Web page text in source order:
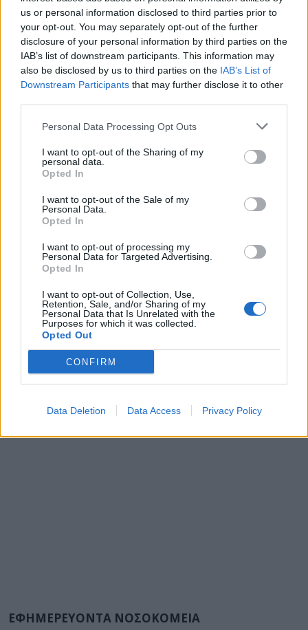
us or personal information disclosed to third parties prior to
your opt-out. You may separately opt-out of the further
disclosure of your personal information by third parties on the
IAB’s list of downstream participants. This information may
also be disclosed by us to third parties on the IAB’s List of
Downstream Participants that may further disclose it to other
Personal Data Processing Opt Outs
I want to opt-out of the Sharing of my
personal data.
Opted In
I want to opt-out of the Sale of my
Personal Data.
Opted In
I want to opt-out of processing my
Personal Data for Targeted Advertising.
Opted In
I want to opt-out of Collection, Use,
Retention, Sale, and/or Sharing of my
Personal Data that Is Unrelated with the
Purposes for which it was collected.
Opted Out
CONFIRM
Data Deletion Data Access Privacy Policy
Εξάνθημα μετά την πισίνα: Είναι αλλεργία ή
ερεθισμός από το χλώριο; Τι εξηγεί αλλεργιολόγος
ΕΦΗΜΕΡΕΥΟΝΤΑ ΝΟΣΟΚΟΜΕΙΑ